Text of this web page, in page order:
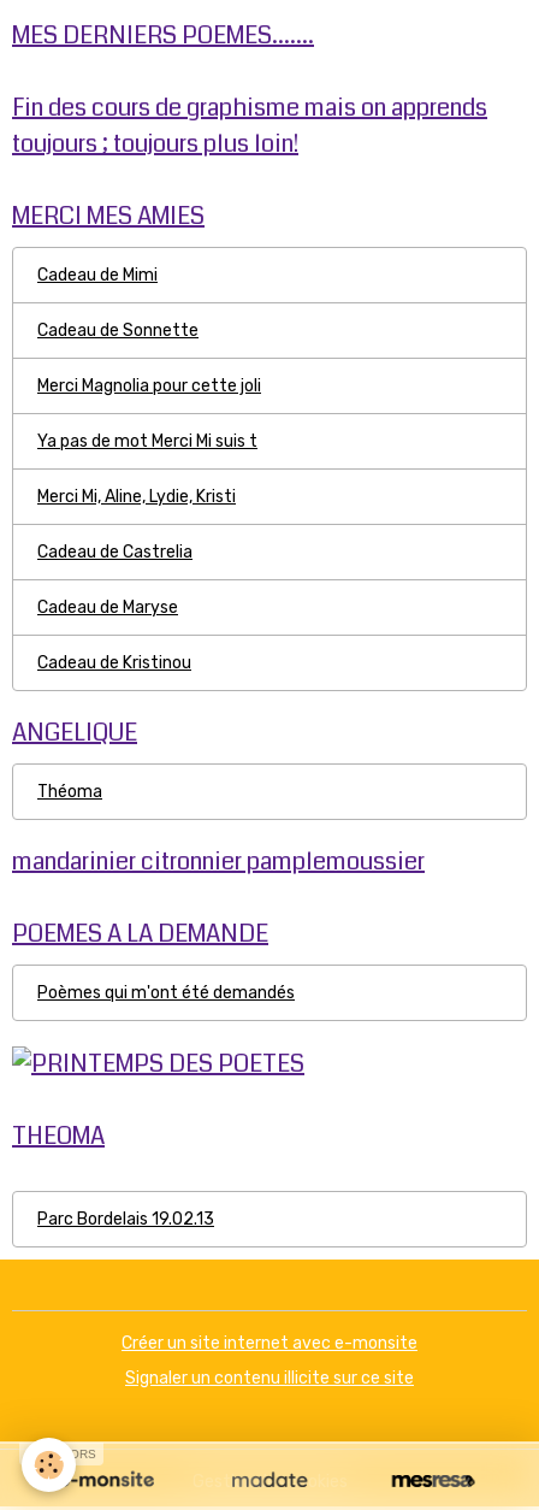
MES DERNIERS POEMES.......
Fin des cours de graphisme mais on apprends
toujours ; toujours plus loin!
MERCI MES AMIES
Cadeau de Mimi
Cadeau de Sonnette
Merci Magnolia pour cette joli
Ya pas de mot Merci Mi suis t
Merci Mi, Aline, Lydie, Kristi
Cadeau de Castrelia
Cadeau de Maryse
Cadeau de Kristinou
ANGELIQUE
Théoma
mandarinier citronnier pamplemoussier
POEMES A LA DEMANDE
Poèmes qui m'ont été demandés
THEOMA
Parc Bordelais 19.02.13
Créer un site internet avec e-monsite
Signaler un contenu illicite sur ce site
Gestion des cookies
SPONSORS